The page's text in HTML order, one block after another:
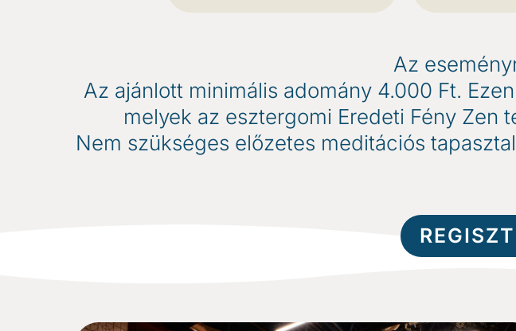
Az
Az ajánlott minimális adomány 4.000 Ft.
melyek az esztergomi Eredeti Fény Zen
Nem szükséges előzetes meditációs